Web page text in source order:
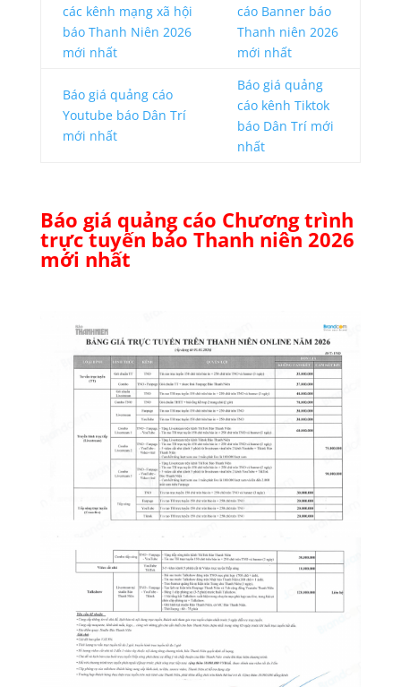
các kênh mạng xã hội
báo Thanh Niên 2026
mới nhất
cáo Banner báo
Thanh niên 2026
mới nhất
Báo giá quảng cáo
Youtube báo Dân Trí
mới nhất
Báo giá quảng
cáo kênh Tiktok
báo Dân Trí mới
nhất
Báo giá quảng cáo Chương trình
trực tuyến báo Thanh niên 2026
mới nhất